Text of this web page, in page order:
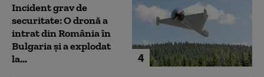
4
Incident grav de
securitate: O dronă a
intrat din România în
Bulgaria şi a explodat
la...